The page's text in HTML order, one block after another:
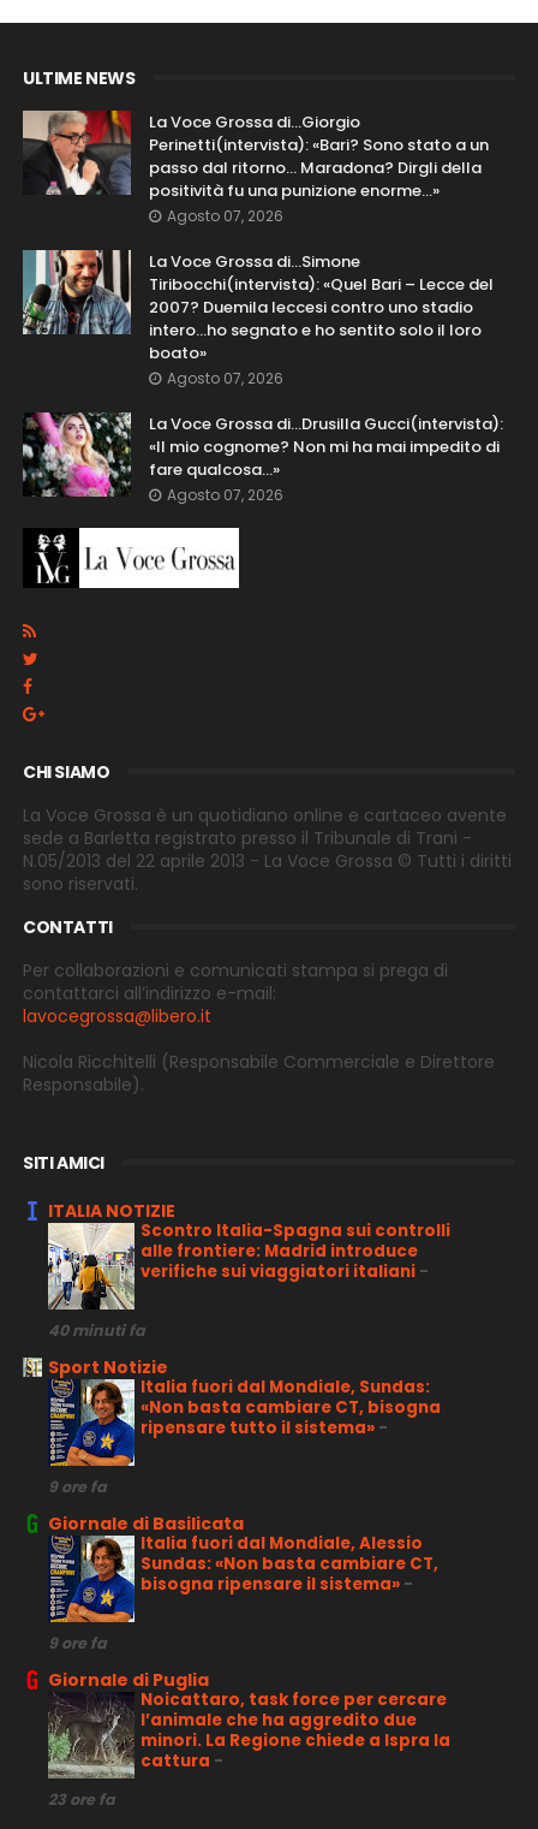
ULTIME NEWS
La Voce Grossa di…Giorgio
Perinetti(intervista): «Bari? Sono stato a un
passo dal ritorno... Maradona? Dirgli della
positività fu una punizione enorme…»
Agosto 07, 2026
La Voce Grossa di…Simone
Tiribocchi(intervista): «Quel Bari – Lecce del
2007? Duemila leccesi contro uno stadio
intero...ho segnato e ho sentito solo il loro
boato»
Agosto 07, 2026
La Voce Grossa di…Drusilla Gucci(intervista):
«Il mio cognome? Non mi ha mai impedito di
fare qualcosa…»
Agosto 07, 2026
CHI SIAMO
La Voce Grossa è un quotidiano online e cartaceo avente
sede a Barletta registrato presso il Tribunale di Trani -
N.05/2013 del 22 aprile 2013 - La Voce Grossa © Tutti i diritti
sono riservati.
CONTATTI
Per collaborazioni e comunicati stampa si prega di
contattarci all’indirizzo e-mail:
lavocegrossa@libero.it
Nicola Ricchitelli (Responsabile Commerciale e Direttore
Responsabile).
SITI AMICI
ITALIA NOTIZIE
Scontro Italia-Spagna sui controlli
alle frontiere: Madrid introduce
verifiche sui viaggiatori italiani -
40 minuti fa
Sport Notizie
Italia fuori dal Mondiale, Sundas:
«Non basta cambiare CT, bisogna
ripensare tutto il sistema» -
9 ore fa
Giornale di Basilicata
Italia fuori dal Mondiale, Alessio
Sundas: «Non basta cambiare CT,
bisogna ripensare il sistema» -
9 ore fa
Giornale di Puglia
Noicattaro, task force per cercare
l’animale che ha aggredito due
minori. La Regione chiede a Ispra la
cattura -
23 ore fa